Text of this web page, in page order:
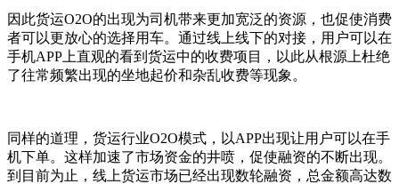
因此货运O2O的出现为司机带来更加宽泛的资源，也促使消费
者可以更放心的选择用车。通过线上线下的对接，用户可以在
手机APP上直观的看到货运中的收费项目，以此从根源上杜绝
了往常频繁出现的坐地起价和杂乱收费等现象。
同样的道理，货运行业O2O模式，以APP出现让用户可以在手
机下单。这样加速了市场资金的井喷，促使融资的不断出现。
到目前为止，线上货运市场已经出现数轮融资，总金额高达数